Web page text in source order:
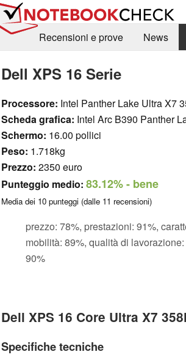
Recensioni e prove
News
Dell XPS 16 Serie
Processore: Intel Panther Lake Ultra X7
Scheda grafica: Intel Arc B390 Panther
Schermo: 16.00 pollici
Peso: 1.718kg
Prezzo: 2350 euro
Punteggio medio: 83.12%- bene
Media dei 10 punteggi (dalle 11 recensioni)
prezzo: 78%, prestazioni: 91%,
mobilità: 89%, qualità di
90%
Dell XPS 16 Core Ultra X7
Specifiche tecniche